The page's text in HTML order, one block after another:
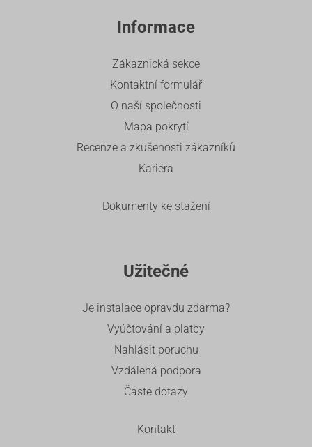
Informace
Zákaznická sekce
Kontaktní formulář
O naší společnosti
Mapa pokrytí
Recenze a zkušenosti zákazníků
Kariéra
Dokumenty ke stažení
Užitečné
Je instalace opravdu zdarma?
Vyúčtování a platby
Nahlásit poruchu
Vzdálená podpora
Časté dotazy
Kontakt